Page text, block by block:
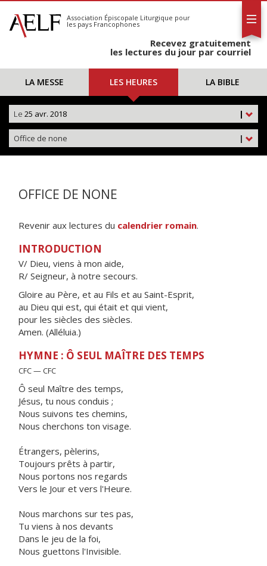
S'abonner
Calendrier
Association Épiscopale Liturgique pour
les pays Francophones
Recevez gratuitement
les lectures du jour par courriel
LA MESSE LES HEURES LA BIBLE
|
Le 25 avr. 2018
|
Office de none
OFFICE DE NONE
Revenir aux lectures du calendrier romain.
INTRODUCTION
V/ Dieu, viens à mon aide,
R/ Seigneur, à notre secours.
Gloire au Père, et au Fils et au Saint-Esprit,
au Dieu qui est, qui était et qui vient,
pour les siècles des siècles.
Amen. (Alléluia.)
HYMNE : Ô SEUL MAÎTRE DES TEMPS
CFC — CFC
Ô seul Maître des temps,
Jésus, tu nous conduis ;
Nous suivons tes chemins,
Nous cherchons ton visage.
Étrangers, pèlerins,
Toujours prêts à partir,
Nous portons nos regards
Vers le Jour et vers l'Heure.
Nous marchons sur tes pas,
Tu viens à nos devants
Dans le jeu de la foi,
Nous guettons l'Invisible.